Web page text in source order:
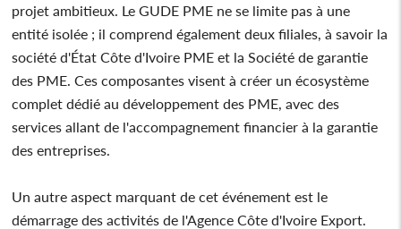
projet ambitieux. Le GUDE PME ne se limite pas à une
entité isolée ; il comprend également deux filiales, à savoir la
société d'État Côte d'Ivoire PME et la Société de garantie
des PME. Ces composantes visent à créer un écosystème
complet dédié au développement des PME, avec des
services allant de l'accompagnement financier à la garantie
des entreprises.
Un autre aspect marquant de cet événement est le
démarrage des activités de l'Agence Côte d'Ivoire Export.